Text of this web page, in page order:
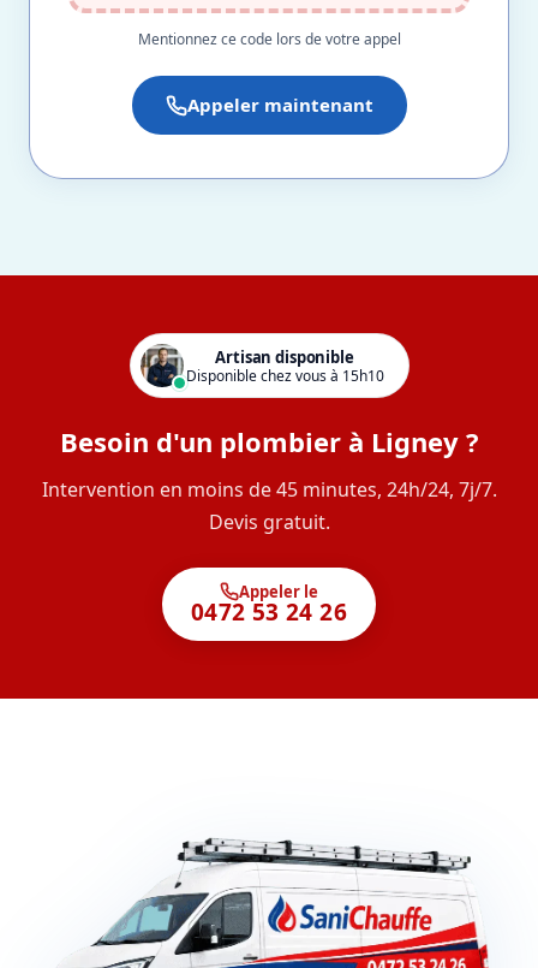
Mentionnez ce code lors de votre appel
Appeler maintenant
Artisan disponible
Disponible chez vous à 15h10
Besoin d'un plombier à Ligney ?
Intervention en moins de 45 minutes, 24h/24, 7j/7.
Devis gratuit.
Appeler le
0472 53 24 26